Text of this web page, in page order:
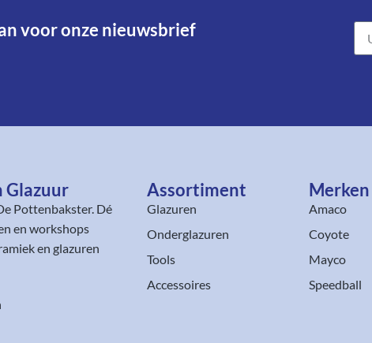
voor onze nieuwsbrief​
Glazuur​
Pottenbakster. Dé
en workshops
en glazuren
Assortiment​
Glazuren
Onderglazuren
Tools
Accessoires
Merken
Amaco
Coyote
Mayco
Speedball